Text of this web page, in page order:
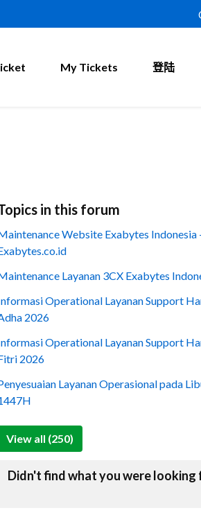
My Tickets 登陆
in this forum
Website Exabytes Indonesia
Layanan 3CX Exabytes
Operational Layanan Support
2026
Operational Layanan Support
2026
Layanan Operasional pada
View all (250)
Didn't find what you were looking